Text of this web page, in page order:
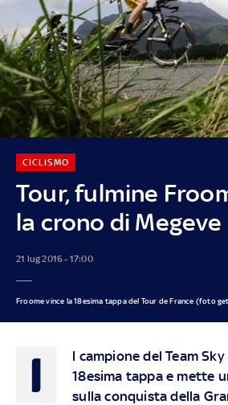
Tour, fulmine
la crono di Megeve
CICLISMO
21 lug 2016 - 17:00
Froome vince la 18esima tappa del Tour de France (foto
I
l campione del Team
18esima tappa e mette
sulla conquista della